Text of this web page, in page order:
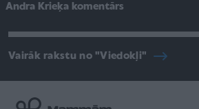
Andra Krieķa komentārs
Vairāk rakstu no "Viedokļi"